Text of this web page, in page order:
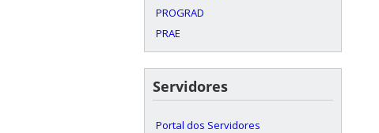
PROGRAD
PRAE
Servidores
Portal dos Servidores